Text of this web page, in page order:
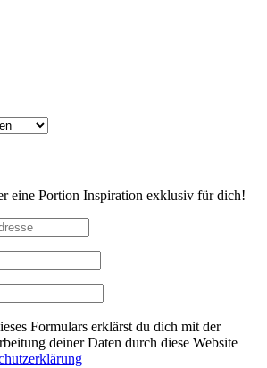
eine Portion Inspiration exklusiv für dich!
Formulars erklärst du dich mit der
deiner Daten durch diese Website